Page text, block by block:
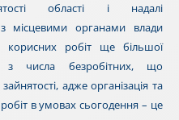
області і надалі
місцевими органами влади
корисних робіт ще більшої
з числа безробітних, що
адже організація та
в умовах сьогодення – це